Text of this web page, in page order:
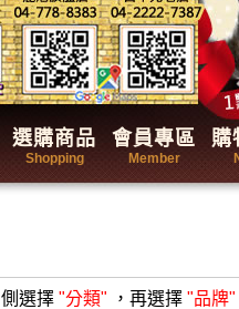
選購商品
Shopping
會員專區
Member
購
側選擇 "分類" ，再選擇 "品牌"